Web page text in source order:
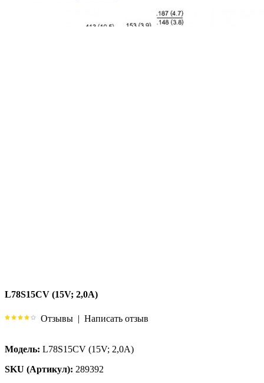
L78S15CV (15V; 2,0A)
Отзывы | Написать отзыв
Модель: L78S15CV (15V; 2,0A)
SKU (Артикул): 289392